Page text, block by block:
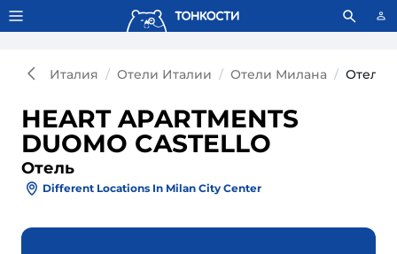
Тонкости используют сookie-файлы. Что это значит?
Италия Отели Италии Отели Милана Отель
HEART APARTMENTS
DUOMO CASTELLO
Отель
Different Locations In Milan City Center